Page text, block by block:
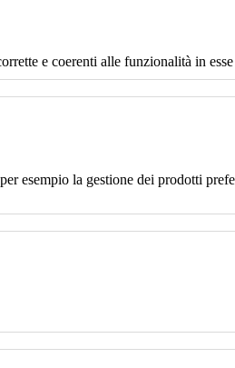
e coerenti alle funzionalità in esse
esempio la gestione dei prodotti